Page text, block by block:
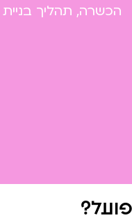
הכשרה, תהליך